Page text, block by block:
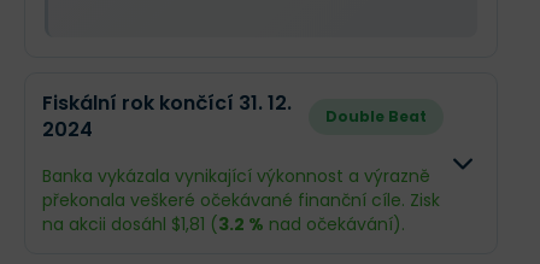
Fiskální rok končící 31. 12.
2024
Double Beat
Banka vykázala vynikající výkonnost a výrazně
překonala veškeré očekávané finanční cíle. Zisk
na akcii dosáhl $1,81 (3.2 % nad očekávání).